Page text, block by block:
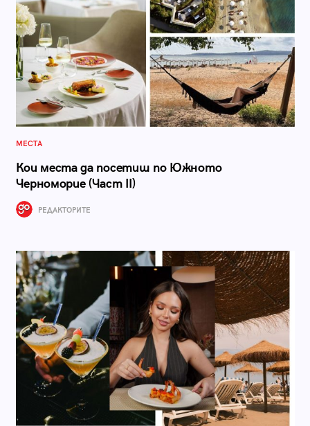
МЕСТА
Кои места да посетиш по Южното
Черноморие (Част II)
РЕДАКТОРИТЕ